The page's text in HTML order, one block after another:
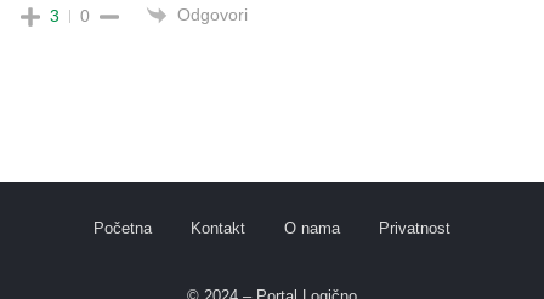
3 0 Odgovori
Početna Kontakt O nama Privatnost